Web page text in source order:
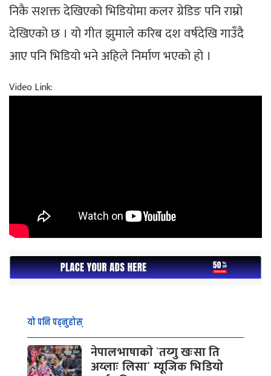
निकै सशक्त देखिएको भिडियोमा कलर ग्रेडिङ पनि राम्रो
देखिएको छ । यो गीत झुमाले करिब दश वर्षदेखि गाउँदै
आए पनि भिडियो भने अहिले निर्माण भएको हो ।
Video Link:
यो पनि पढ्नुहोस्
नेपालभाषाकाे `तय्गु खःसा ति
अय्लाः लिसा´ म्यूजिक भिडियाे